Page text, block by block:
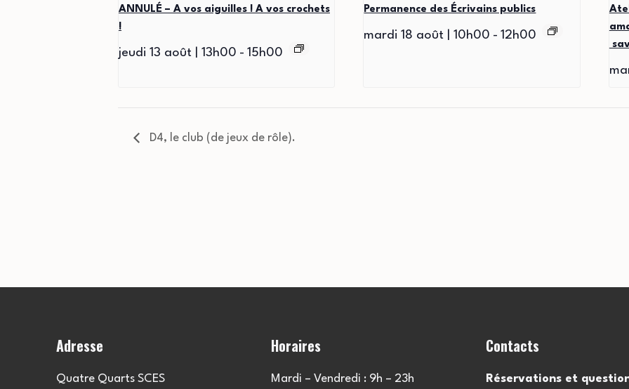
ANNULÉ – A vos aiguilles ! A vos crochets
!
jeudi 13 août | 13h00 - 15h00
Permanence des Écrivains publics
mardi 18 août | 10h00 - 12h00
D4, le club (de jeux de rôle).
Adresse
Quatre Quarts SCES
Horaires
Mardi – Vendredi : 9h – 23h
Contacts
Réservations et